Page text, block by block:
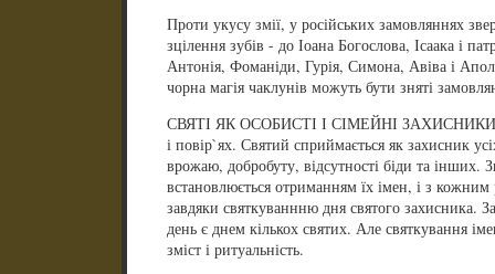
Проти укусу змії, у російських замовляннях
зцілення зубів - до Іоана Богослова, Ісаака і
Антонія, Фоманіди, Гурія, Симона, Авіва і
чорна магія чаклунів можуть бути зняті
СВЯТІ ЯК ОСОБИСТІ І СІМЕЙНІ ЗАХИСНИКИ
і повір`ях. Святий сприймається як захисник
врожаю, добробуту, відсутності біди та інших.
встановлюється отриманням їх імен, і з
завдяки святкуваннню дня святого захисника.
день є днем кількох святих. Але святкування
зміст і ритуальність.